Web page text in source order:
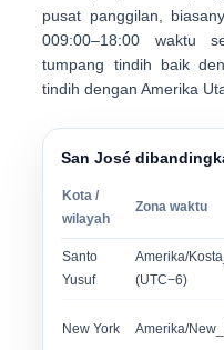
pusat panggilan,
009:00–18:00 waktu
tumpang tindih baik
tindih dengan Amerika
San José
Kota /
wilayah
Zona waktu
Santo
Yusuf
Amerika/
(UTC−6)
New York Amerika/